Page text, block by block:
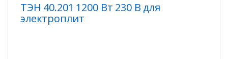
ТЭН 40.201 1200 Вт 230 В для
электроплит